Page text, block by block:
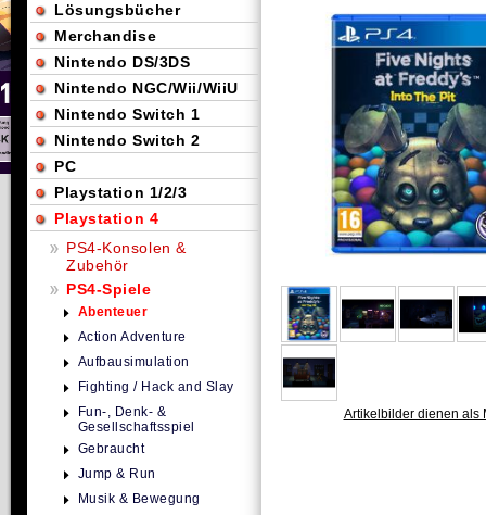
Artikelbilder dienen als
Lösungsbücher
Merchandise
Nintendo DS/3DS
Nintendo NGC/Wii/WiiU
Nintendo Switch 1
Nintendo Switch 2
PC
Playstation 1/2/3
Playstation 4
PS4-Konsolen &
Zubehör
PS4-Spiele
Abenteuer
Action Adventure
Aufbausimulation
Fighting / Hack and Slay
Fun-, Denk- &
Gesellschaftsspiel
Gebraucht
Jump & Run
Musik & Bewegung